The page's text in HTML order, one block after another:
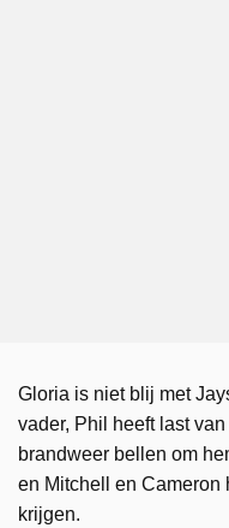
Gloria is niet blij met
vader, Phil heeft last
brandweer bellen om
en Mitchell en Cameron
krijgen.